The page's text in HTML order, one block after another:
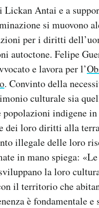
Lickan Antai e a
si muovono
per i diritti
autoctone. Felipe
e lavora per l’
. Convinto della
culturale sia
popolazioni indigene in
dei loro diritti alla
illegale delle loro
in mano spiega:
la loro
il territorio che
è fondamentale e